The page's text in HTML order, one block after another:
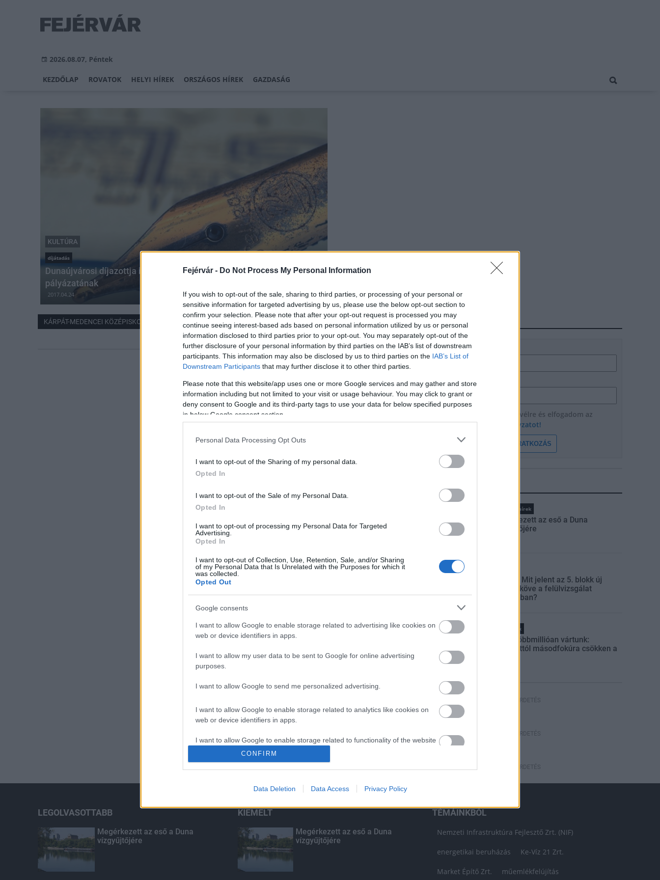
Fejérvár - Do Not Process My Personal Information
If you wish to opt-out of the sale, sharing to third parties, or processing of your personal or
sensitive information for targeted advertising by us, please use the below opt-out section to
confirm your selection. Please note that after your opt-out request is processed you may
continue seeing interest-based ads based on personal information utilized by us or personal
information disclosed to third parties prior to your opt-out. You may separately opt-out of the
further disclosure of your personal information by third parties on the IAB’s list of downstream
participants. This information may also be disclosed by us to third parties on the IAB’s List of
Downstream Participants that may further disclose it to other third parties.
Please note that this website/app uses one or more Google services and may gather and store
information including but not limited to your visit or usage behaviour. You may click to grant or
deny consent to Google and its third-party tags to use your data for below specified purposes
in below Google consent section.
Personal Data Processing Opt Outs
I want to opt-out of the Sharing of my personal data.
Opted In
I want to opt-out of the Sale of my Personal Data.
Opted In
I want to opt-out of processing my Personal Data for Targeted
Advertising.
Opted In
I want to opt-out of Collection, Use, Retention, Sale, and/or Sharing
of my Personal Data that Is Unrelated with the Purposes for which it
was collected.
Opted Out
Google consents
I want to allow Google to enable storage related to advertising like cookies on
web or device identifiers in apps.
I want to allow my user data to be sent to Google for online advertising
purposes.
I want to allow Google to send me personalized advertising.
I want to allow Google to enable storage related to analytics like cookies on
web or device identifiers in apps.
I want to allow Google to enable storage related to functionality of the website
I want to allow Google to enable storage related to personalization.
I want to allow Google to enable storage related to security, including
CONFIRM
Data Deletion Data Access Privacy Policy
2026.08.07, Péntek
KEZDŐLAP ROVATOK HELYI HÍREK ORSZÁGOS HÍREK GAZDASÁG
KULTÚRA
díjátadás
Dunaújvárosi díjazottja is van a diákírók és diákköltők irodalmi
pályázatának
2017.04.24
KÁRPÁT-MEDENCEI KÖZÉPISKOLÁS IRODALMI PÁLYÁZAT HÍRLEVÉL
Név
E-mail cím
Feliratkozom a hírlevélre és elfogadom az
adatvédelmi szabályzatot!
FELIRATKOZÁS
Országos hírek
Megérkezett az eső a Duna
vízgyűjtőjére
Paks II.: Mit jelent az 5. blokk új
mérföldköve a felülvizsgálat
árnyékában?
Helyi hírek
Amire többmillióan vártunk:
szombattól másodfokúra csökken a
HIRDETÉS
HIRDETÉS
HIRDETÉS
LEGOLVASOTTABB
Megérkezett az eső a Duna
vízgyűjtőjére
KIEMELT
Megérkezett az eső a Duna
vízgyűjtőjére
TÉMÁINKBÓL
Nemzeti Infrastruktúra Fejlesztő Zrt. (NIF)
energetikai beruházás Ke-Víz 21 Zrt.
Market Építő Zrt. műemlékfelújítás